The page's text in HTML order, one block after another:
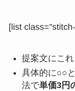
[list
提案文にこ
具体的に○○
法で単価3円